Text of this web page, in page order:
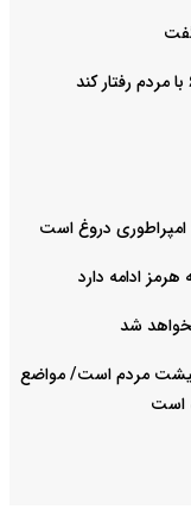
امپراطوری دروغ است
هرمز ادامه دارد
شد
مردم است/ مواضع
است